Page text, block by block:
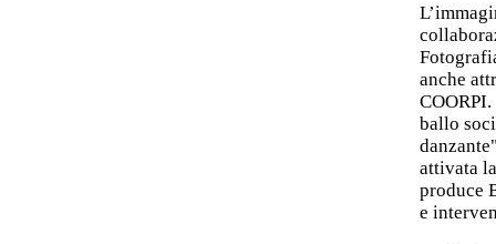
anche
ballo
attivata
produce
e